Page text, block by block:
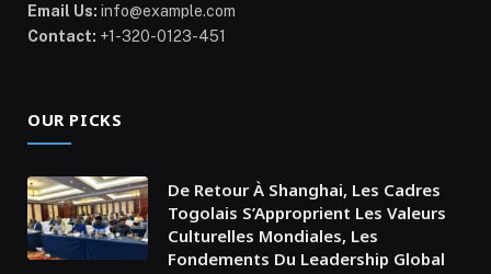
Email Us: info@example.com
Contact: +1-320-0123-451
OUR PICKS
De Retour À Shanghai, Les Cadres
Togolais S’Approprient Les Valeurs
Culturelles Mondiales, Les
Fondements Du Leadership Global